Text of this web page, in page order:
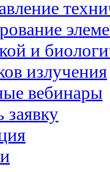
и
излучения
вебинары
заявку